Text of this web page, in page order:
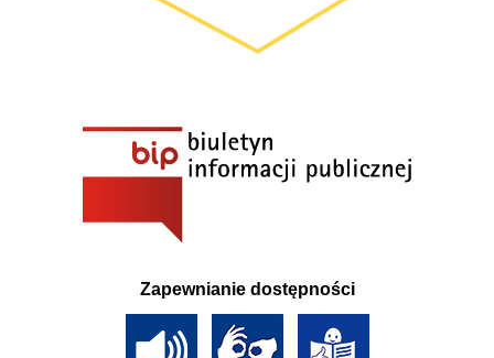
Zapewnianie dostępności